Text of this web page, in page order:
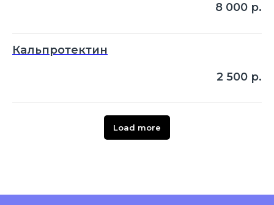
8 000 р.
Кальпротектин
2 500 р.
Load more